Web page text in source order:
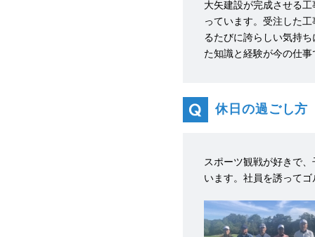
大矢建設が完成させる
っています。受注した
るたびに誇らしい気持
た知識と経験が今の仕
休日の過ごし方
スポーツ観戦が好きで
います。社員を誘って